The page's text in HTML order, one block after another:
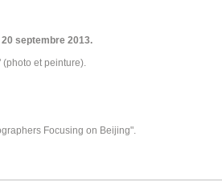
septembre 2013.
(photo et peinture).
Focusing on Beijing".